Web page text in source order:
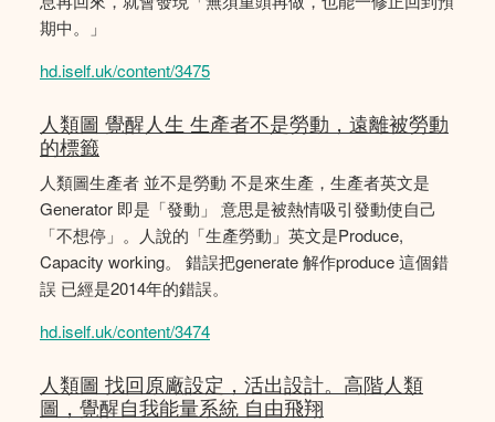
期中。」
hd.iself.uk/content/3475
人類圖 覺醒人生 生產者不是勞動，遠離被勞動
的標籤
人類圖生產者 並不是勞動 不是來生產，生產者英文是
Generator 即是「發動」 意思是被熱情吸引發動使自己
「不想停」。人說的「生產勞動」英文是Produce,
Capacity working。 錯誤把generate 解作produce 這個錯
誤 已經是2014年的錯誤。
hd.iself.uk/content/3474
人類圖 找回原廠設定，活出設計。高階人類
圖，覺醒自我能量系統 自由飛翔